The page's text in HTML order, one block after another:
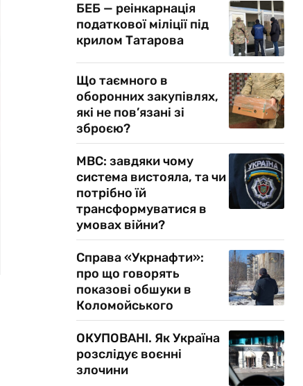
БЕБ — реінкарнація
податкової міліції під
крилом Татарова
Що таємного в
оборонних закупівлях,
які не пов’язані зі
зброєю?
МВС: завдяки чому
система вистояла, та чи
потрібно їй
трансформуватися в
умовах війни?
Справа «Укрнафти»:
про що говорять
показові обшуки в
Коломойського
ОКУПОВАНІ. Як Україна
розслідує воєнні
злочини